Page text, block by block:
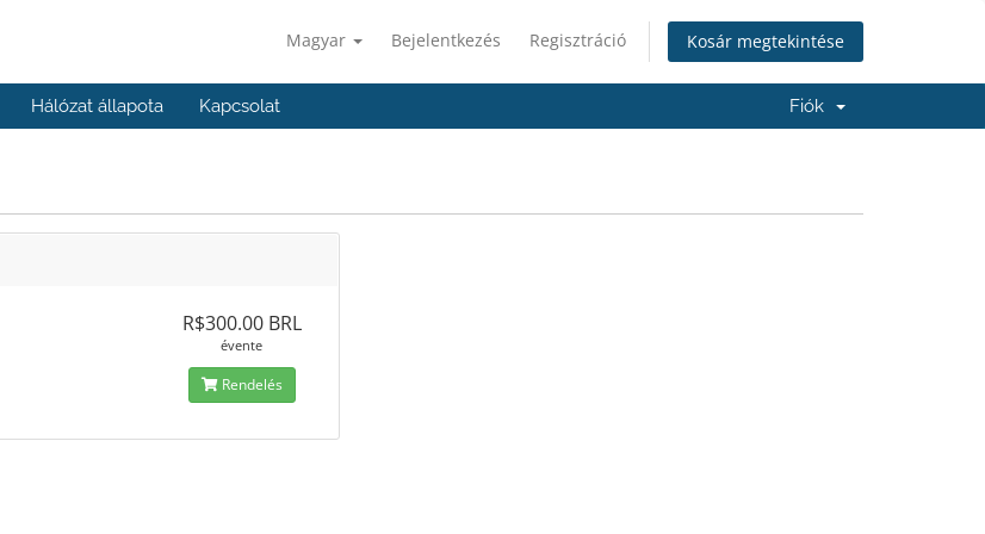
Magyar Bejelentkezés Regisztráció Kosár megtekintése
Hálózat állapota Kapcsolat Fiók
R$300.00 BRL
évente
Rendelés